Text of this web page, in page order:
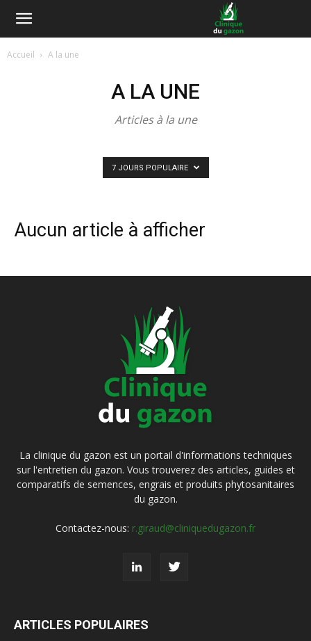
Accueil A la une
A LA UNE
Articles à la une
7 JOURS POPULAIRE
Aucun article à afficher
La clinique du gazon est un portail d'informations techniques
sur l'entretien du gazon. Vous trouverez des articles, guides et
comparatifs de semences, engrais et produits phytosanitaires
du gazon.
Contactez-nous: r.giraud@cliniquedugazon.fr
ARTICLES POPULAIRES